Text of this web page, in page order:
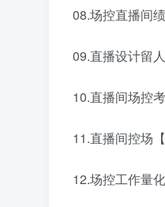
08.场控直播间
09.直播设计留
10.直播间场控
11.直播间控场【
12.场控工作量